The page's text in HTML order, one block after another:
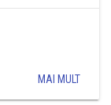
MAI MULT